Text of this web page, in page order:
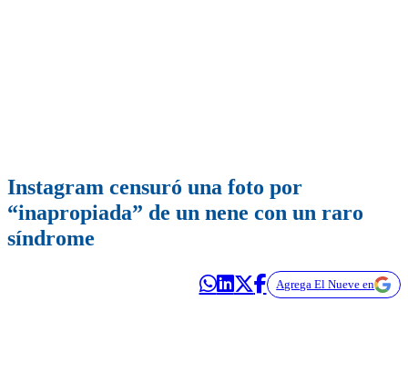
Instagram censuró una foto por
“inapropiada” de un nene con un raro
síndrome
Agrega El Nueve en